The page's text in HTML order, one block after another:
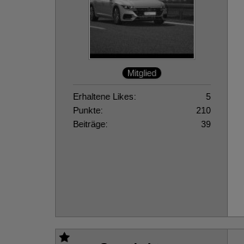
Mitglied
Erhaltene Likes
5
Punkte
210
Beiträge
39